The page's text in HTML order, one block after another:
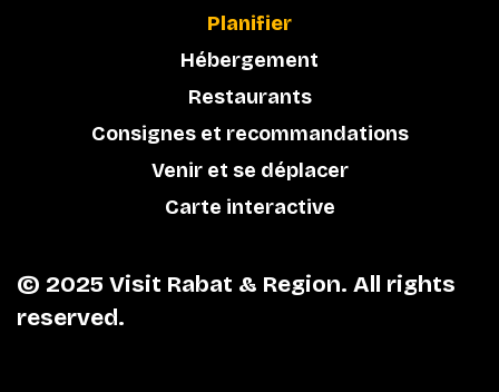
Planifier
Hébergement
Restaurants
Consignes et recommandations
Venir et se déplacer
Carte interactive
© 2025 Visit Rabat & Region. All rights
reserved.